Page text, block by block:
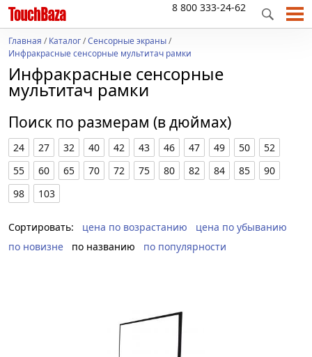
8 800 333-24-62
Главная /Каталог/Сенсорные экраны/
Инфракрасные сенсорные мультитач рамки
Инфракрасные сенсорные
мультитач рамки
Поиск по размерам (в дюймах)
24 27 32 40 42 43 46 47 49 50
52
55
60 65 70 72 75 80 82 84 85
90
98
103
Сортировать: цена по возрастанию
цена по убыванию
по новизне
по названию по популярности